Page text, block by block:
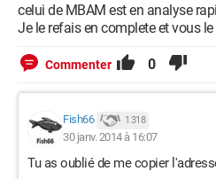
celui de MBAM est en analyse
Je le refais en complete et vous
Commenter 0
Fish66 1 318
30 janv. 2014 à 16:07
Tu as oublié de me copier